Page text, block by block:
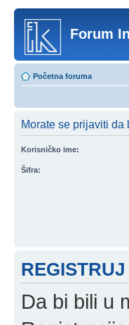
Forum
Početna foruma
Morate se prijaviti
Korisničko ime:
Šifra:
REGISTRUJ
Da bi bili u